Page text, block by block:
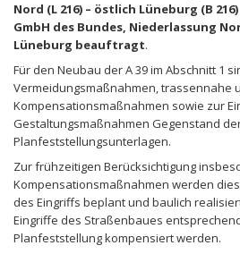
Nord (L 216) – östlich Lüneburg (B
GmbH des Bundes, Niederlassung
Lüneburg beauftragt.
Für den Neubau der A 39 im Abschnitt 1
Vermeidungsmaßnahmen, trassennahe
Kompensationsmaßnahmen sowie zur
Gestaltungsmaßnahmen Gegenstand
Planfeststellungsunterlagen.
Zur frühzeitigen Berücksichtigung
Kompensationsmaßnahmen werden
des Eingriffs beplant und baulich
Eingriffe des Straßenbaues
Planfeststellung kompensiert werden.